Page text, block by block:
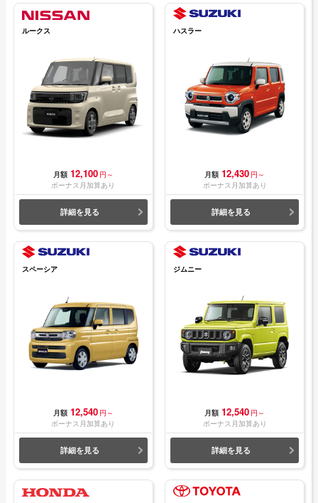
ルークス
月額 12,100 円～
ボーナス月加算あり
詳細を見る
ハスラー
月額 12,430 円～
ボーナス月加算あり
詳細を見る
スペーシア
月額 12,540 円～
ボーナス月加算あり
詳細を見る
ジムニー
月額 12,540 円～
ボーナス月加算あり
詳細を見る